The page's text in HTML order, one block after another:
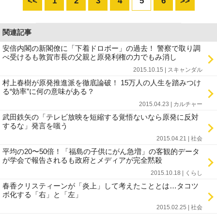
関連記事
安倍内閣の新閣僚に「下着ドロボー」の過去！ 警察で取り調
べ受けるも敦賀市長の父親と原発利権の力でもみ消し
2015.10.15 | スキャンダル
村上春樹が原発推進派を徹底論破！ 15万人の人生を踏みつけ
る“効率”に何の意味がある？
2015.04.23 | カルチャー
武田鉄矢の「テレビ放映を短縮する覚悟ないなら原発に反対
するな」発言を嗤う
2015.04.21 | 社会
平均の20〜50倍！「福島の子供にがん急増」の客観的データ
が学会で報告されるも政府とメディアが完全黙殺
2015.10.18 | くらし
春香クリスティーンが「炎上」して考えたこととは…タコツ
ボ化する「右」と「左」
2015.02.25 | 社会